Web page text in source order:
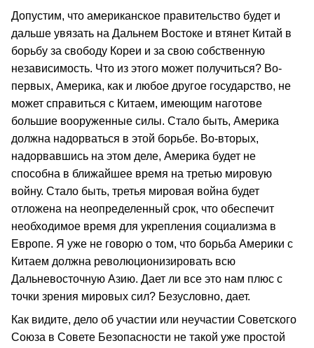
Допустим, что американское правительство будет и
дальше увязать на Дальнем Востоке и втянет Китай в
борьбу за свободу Кореи и за свою собственную
независимость. Что из этого может получиться? Во-
первых, Америка, как и любое другое государство, не
может справиться с Китаем, имеющим наготове
большие вооруженные силы. Стало быть, Америка
должна надорваться в этой борьбе. Во-вторых,
надорвавшись на этом деле, Америка будет не
способна в ближайшее время на третью мировую
войну. Стало быть, третья мировая война будет
отложена на неопределенный срок, что обеспечит
необходимое время для укрепления социализма в
Европе. Я уже не говорю о том, что борьба Америки с
Китаем должна революционизировать всю
Дальневосточную Азию. Дает ли все это нам плюс с
точки зрения мировых сил? Безусловно, дает.
Как видите, дело об участии или неучастии Советского
Союза в Совете Безопасности не такой уже простой